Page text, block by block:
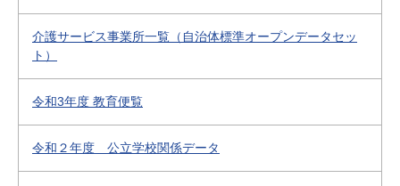
介護サービス事業所一覧（自治体標準オープンデータセッ
ト）
令和3年度 教育便覧
令和２年度 公立学校関係データ